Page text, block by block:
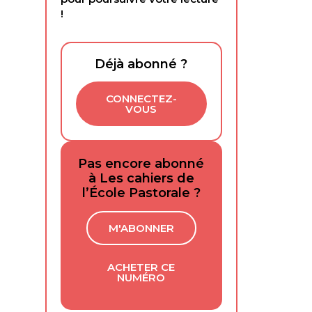
!
Déjà abonné ?
CONNECTEZ-
VOUS
Pas encore abonné
à Les cahiers de
l’École Pastorale ?
M'ABONNER
ACHETER CE
NUMÉRO